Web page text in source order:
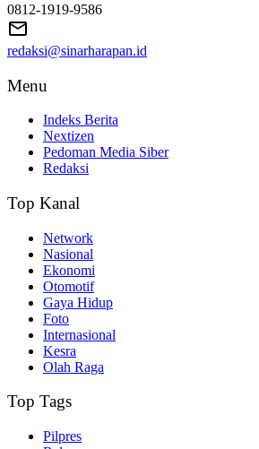
0812-1919-9586
redaksi@sinarharapan.id
Menu
Indeks Berita
Nextizen
Pedoman Media Siber
Redaksi
Top Kanal
Network
Nasional
Ekonomi
Otomotif
Gaya Hidup
Foto
Internasional
Kesra
Olah Raga
Top Tags
Pilpres